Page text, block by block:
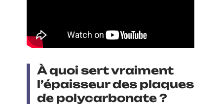
À quoi sert vraiment
l’épaisseur des plaques
de polycarbonate ?